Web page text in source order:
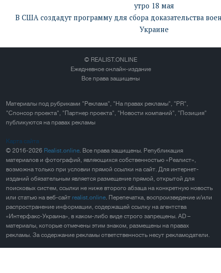
утро 18 мая
В США создадут программу для сбора доказательства
Украине
© REALIST.ONLINE
Ежедневное онлайн-издание
Все права защищены
Материалы под рубриками "Реклама", "На правах рекламы", "PR",
"Спонсор проекта", "Партнер проекта", "Новости компаний", "Позиция"
публикуются на правах рекламы
Карта сайта
© 2016-2026 Realist.online. Все права защищены. Републикация
материалов и фотографий, являющихся собственностью «Реалист»,
возможна только при условии прямой ссылки на сайт. Для интернет-
изданий обязательным является размещение прямой, открытой для
поисковых систем, ссылки не ниже второго абзаца на конкретную новость
или статью на веб-сайт realist.online. Перепечатка, воспроизведение и/или
распространение информации, содержащей ссылку на агентства
«Интерфакс-Украина», в каком-либо виде строго запрещены. AD –
материалы, которые отмечены этим знаком, размещены на правах
рекламы. За содержание рекламы ответственность несут рекламодатели.